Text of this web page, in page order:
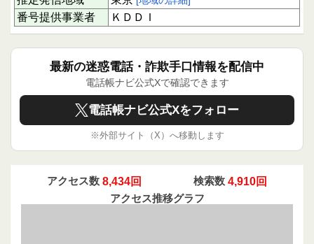
番号提供事業者 ＫＤＤＩ
最新の迷惑電話・詐欺手口情報を配信中
電話帳ナビ公式Xで確認できます
電話帳ナビ公式Xをフォロー
※外部サイト（X）へ移動します
アクセス数 8,434回 検索数 4,910回
アクセス推移グラフ